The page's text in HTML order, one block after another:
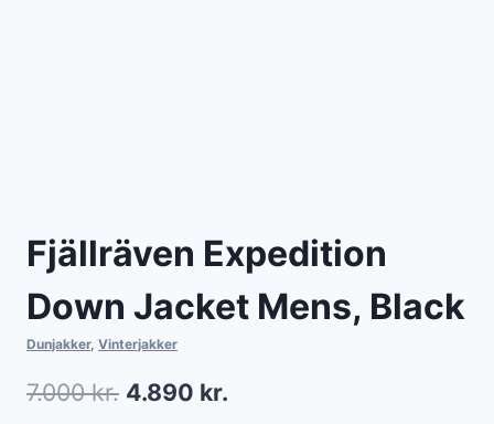
Fjällräven Expedition
Down Jacket Mens, Black
Dunjakker, Vinterjakker
7.000kr. Den
4.890 kr.